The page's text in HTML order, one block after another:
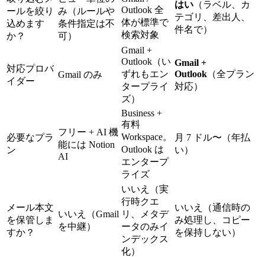
ールを絞り
込めます
か？
み（ルールや
条件指定は不
可）
Outlook 全
体が標準で
検索対象
はい （ラベル、カ
テゴリ、差出人、
件名で）
対応プロバ
イダー
Gmail のみ
Gmail +
Outlook（い
ずれもエン
タープライ
ズ）
Gmail +
Outlook （全プラン
対応）
必要なプラ
ン
フリー + AI 機
能には Notion
AI
Business +
有料
Workspace。
Outlook は
エンタープ
ライズ
月 7 ドル〜（年払
い）
メール本文
を保管しま
すか？
いいえ（Gmail
を中継）
いいえ（実
行時クエ
リ、メタデ
ータのみイ
ンデックス
化）
いいえ（通信時の
み処理し、コピー
を保持しない）